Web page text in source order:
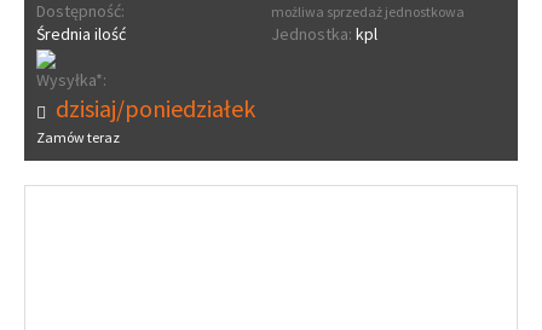
Dostępność:
Średnia ilość
możliwa sprzedaż jednostkowa
Jednostka: kpl
Wysyłka*:
dzisiaj/poniedziałek
Zamów teraz